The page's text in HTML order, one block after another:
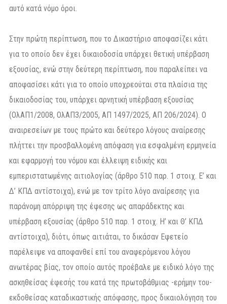
αυτό κατά νόμο όροι.
Στην πρώτη περίπτωση, που το Δικαστήριο αποφασίζει κάτι
για το οποίο δεν έχει δικαιοδοσία υπάρχει θετική υπέρβαση
εξουσίας, ενώ στην δεύτερη περίπτωση, που παραλείπει να
αποφασίσει κάτι για το οποίο υποχρεούται στα πλαίσια της
δικαιοδοσίας του, υπάρχει αρνητική υπέρβαση εξουσίας
(ΟλΑΠ1/2008, ΟλΑΠ3/2005, ΑΠ 1497/2025, ΑΠ 206/2024). Ο
αναιρεσείων με τους πρώτο και δεύτερο λόγους αναίρεσης
πλήττει την προσβαλλομένη απόφαση για εσφαλμένη ερμηνεία
και εφαρμογή του νόμου και έλλειψη ειδικής και
εμπεριστατωμένης αιτιολογίας (άρθρο 510 παρ. 1 στοιχ. Ε’ και
Δ’ ΚΠΔ αντίστοιχα), ενώ με τον τρίτο λόγο αναίρεσης για
παράνομη απόρριψη της έφεσης ως απαράδεκτης και
υπέρβαση εξουσίας (άρθρο 510 παρ. 1 στοιχ. Η’ και Θ’ ΚΠΔ
αντίστοιχα), διότι, όπως αιτιάται, το δικάσαν Εφετείο
παρέλειψε να αποφανθεί επί του αναφερόμενου λόγου
ανωτέρας βίας, τον οποίο αυτός προέβαλε με ειδικό λόγο της
ασκηθείσας έφεσής του κατά της πρωτοβάθμιας -ερήμην του-
εκδοθείσας καταδικαστικής απόφασης, προς δικαιολόγηση του